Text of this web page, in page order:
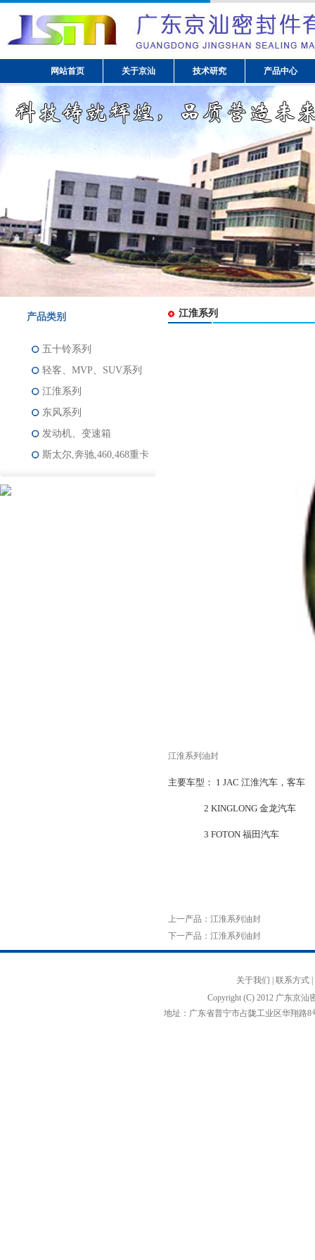
网站首页 关于京汕 技术研究 产品中心
产品类别
五十铃系列
轻客、MVP、SUV系列
江淮系列
东风系列
发动机、变速箱
斯太尔,奔驰,460,468重卡
江淮系列
江淮系列油封
主要车型： 1 JAC 江淮汽车，客车
2 KINGLONG 金龙汽车
3 FOTON 福田汽车
上一产品： 江淮系列油封
下一产品： 江淮系列油封
关于我们 联系方式
Copyright (C) 2012 广东京
地址：广东省普宁市占陇工业区华翔路